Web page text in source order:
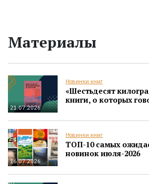
Материалы
21.07.2026
Новинки книг
«Шестьдесят
книги, о которых
16.07.2026
Новинки книг
ТОП-10 самых
новинок июля-2026